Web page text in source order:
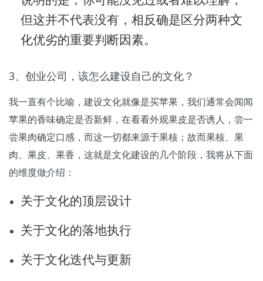
但这并不代表没有，相反确是区分两种文
化优劣的重要判断因素。
3、创业公司，该怎么建设自己的文化？
我一直有个比喻，建设文化就像是买苹果，我们通常会闻闻
苹果的香味确定是否新鲜，在看看外观果皮是否诱人，尝一
尝果肉确定口感，而这一切都来源于果核；故而果核、果
肉、果皮、果香，这就是文化建设的几个阶段，我将从下面
的维度做介绍：
关于文化的顶层设计
关于文化的落地执行
关于文化迭代与更新